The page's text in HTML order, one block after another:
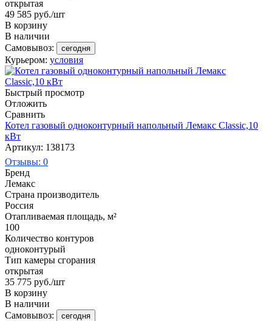
открытая
49 585 руб./шт
В корзину
В наличии
Самовывоз:
сегодня
Курьером: условия
Быстрый просмотр
Отложить
Сравнить
Котел газовый одноконтурный напольный Лемакс Classic,10
кВт
Артикул: 138173
Отзывы: 0
Бренд
Лемакс
Страна производитель
Россия
Отапливаемая площадь, м²
100
Количество контуров
одноконтурый
Тип камеры сгорания
открытая
35 775 руб./шт
В корзину
В наличии
Самовывоз:
сегодня